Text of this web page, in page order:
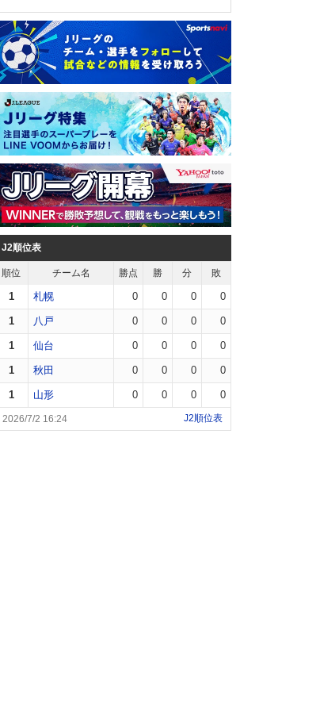
J2順位表
順位 チーム名 勝点 勝 分 敗
1 札幌 0 0 0 0
1 八戸 0 0 0 0
1 仙台 0 0 0 0
1 秋田 0 0 0 0
1 山形 0 0 0 0
2026/7/2 16:24 J2順位表